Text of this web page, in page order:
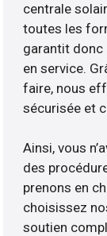
centrale
toutes les
garantit donc
en service.
faire, nous
sécurisée et
Ainsi, vous
des
prenons en
choisissez
soutien